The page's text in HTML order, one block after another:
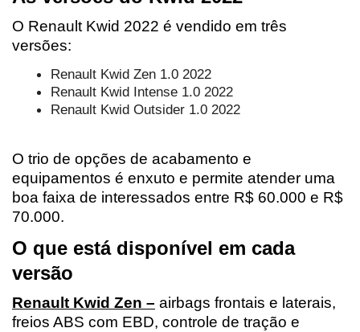
O Renault Kwid 2022 é vendido em três
versões:
Renault Kwid Zen 1.0 2022
Renault Kwid Intense 1.0 2022
Renault Kwid Outsider 1.0 2022
O trio de opções de acabamento e
equipamentos é enxuto e permite atender uma
boa faixa de interessados entre R$ 60.000 e R$
70.000.
O que está disponível em cada
versão
Renault Kwid Zen – airbags frontais e laterais,
freios ABS com EBD, controle de tração e